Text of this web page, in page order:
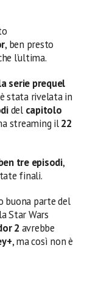
, ben presto
l’ultima.
serie prequel
stata rivelata in
del capitolo
streaming il22
tre episodi,
finali.
buona parte del
Star Wars
2 avrebbe
, ma così non è